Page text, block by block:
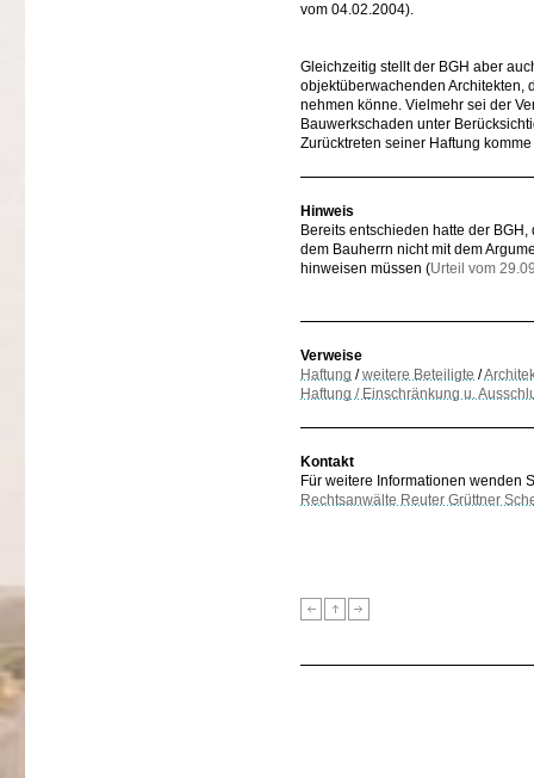
vom 04.02.2004).
Gleichzeitig stellt der BGH aber
objektüberwachenden Architekten,
nehmen könne. Vielmehr sei der
Bauwerkschaden unter
Zurücktreten seiner Haftung
Hinweis
Bereits entschieden hatte der
dem Bauherrn nicht mit dem
hinweisen müssen (Urteil vom
Verweise
Haftung /weitere Beteiligte /
Haftung / Einschränkung u.
Kontakt
Für weitere Informationen wenden
Rechtsanwälte Reuter Grüttner